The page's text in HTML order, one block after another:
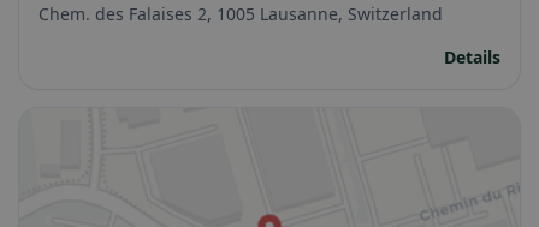
Chem. des Falaises 2, 1005 Lausanne, Switzerland
Details